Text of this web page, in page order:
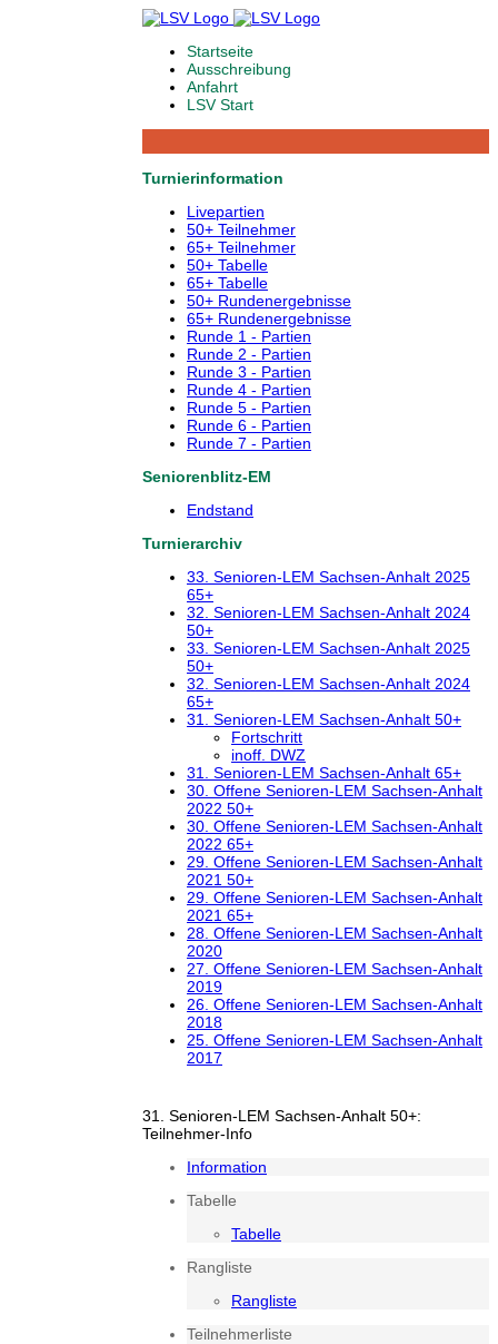
Startseite
Ausschreibung
Anfahrt
LSV Start
Turnierinformation
Livepartien
50+ Teilnehmer
65+ Teilnehmer
50+ Tabelle
65+ Tabelle
50+ Rundenergebnisse
65+ Rundenergebnisse
Runde 1 - Partien
Runde 2 - Partien
Runde 3 - Partien
Runde 4 - Partien
Runde 5 - Partien
Runde 6 - Partien
Runde 7 - Partien
Seniorenblitz-EM
Endstand
Turnierarchiv
33. Senioren-LEM Sachsen-Anhalt 2025
65+
32. Senioren-LEM Sachsen-Anhalt 2024
50+
33. Senioren-LEM Sachsen-Anhalt 2025
50+
32. Senioren-LEM Sachsen-Anhalt 2024
65+
31. Senioren-LEM Sachsen-Anhalt 50+
Fortschritt
inoff. DWZ
31. Senioren-LEM Sachsen-Anhalt 65+
30. Offene Senioren-LEM Sachsen-Anhalt
2022 50+
30. Offene Senioren-LEM Sachsen-Anhalt
2022 65+
29. Offene Senioren-LEM Sachsen-Anhalt
2021 50+
29. Offene Senioren-LEM Sachsen-Anhalt
2021 65+
28. Offene Senioren-LEM Sachsen-Anhalt
2020
27. Offene Senioren-LEM Sachsen-Anhalt
2019
26. Offene Senioren-LEM Sachsen-Anhalt
2018
25. Offene Senioren-LEM Sachsen-Anhalt
2017
31. Senioren-LEM Sachsen-Anhalt 50+:
Teilnehmer-Info
Information
Tabelle
Tabelle
Rangliste
Rangliste
Teilnehmerliste